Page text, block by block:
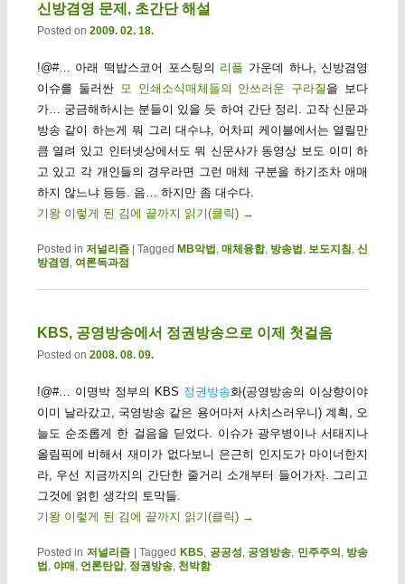
신방겸영 문제, 초간단 해설
Posted on 2009. 02. 18.
!@#… 아래 떡밥스코어 포스팅의 리플 가운데 하나, 신방겸영
이슈를 둘러싼 모 인쇄소식매체들의 안쓰러운 구라질 을 보다
가… 궁금해하시는 분들이 있을 듯 하여 간단 정리. 고작 신문과
방송 같이 하는게 뭐 그리 대수냐, 어차피 케이블에서는 열릴만
큼 열려 있고 인터넷상에서도 뭐 신문사가 동영상 보도 이미 하
고 있고 각 개인들의 경우라면 그런 매체 구분을 하기조차 애매
하지 않느냐 등등. 음… 하지만 좀 대수다.
기왕 이렇게 된 김에 끝까지 읽기(클릭) →
Posted in 저널리즘 Tagged MB악법 ,매체융합, 방송법 ,보도지침 ,신
방겸영, 여론독과점
KBS, 공영방송에서 정권방송으로 이제 첫걸음
Posted on 2008. 08. 09.
!@#… 이명박 정부의 KBS 정권방송화(공영방송의 이상향이야
이미 날라갔고, 국영방송 같은 용어마저 사치스러우니) 계획, 오
늘도 순조롭게 한 걸음을 딛었다. 이슈가 광우병이나 서태지나
올림픽에 비해서 재미가 없다보니 은근히 인지도가 마이너한지
라, 우선 지금까지의 간단한 줄거리 소개부터 들어가자. 그리고
그것에 얽힌 생각의 토막들.
기왕 이렇게 된 김에 끝까지 읽기(클릭) →
Posted in 저널리즘 |Tagged KBS, 공공성, 공영방송, 민주주의 , 방송
법 , 야매 , 언론탄압, 정권방송, 천박함